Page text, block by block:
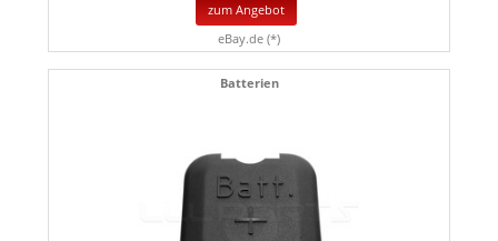
zum Angebot
eBay.de (*)
Batterien